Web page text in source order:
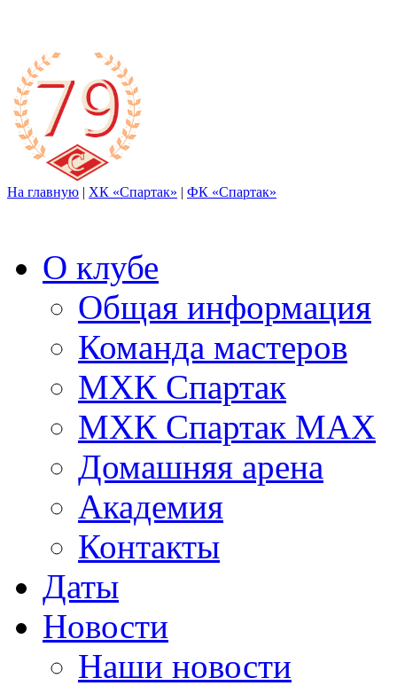
На главную | ХК «Спартак» | ФК «Спартак»
О клубе
Общая информация
Команда мастеров
МХК Спартак
МХК Спартак МАХ
Домашняя арена
Академия
Контакты
Даты
Новости
Наши новости